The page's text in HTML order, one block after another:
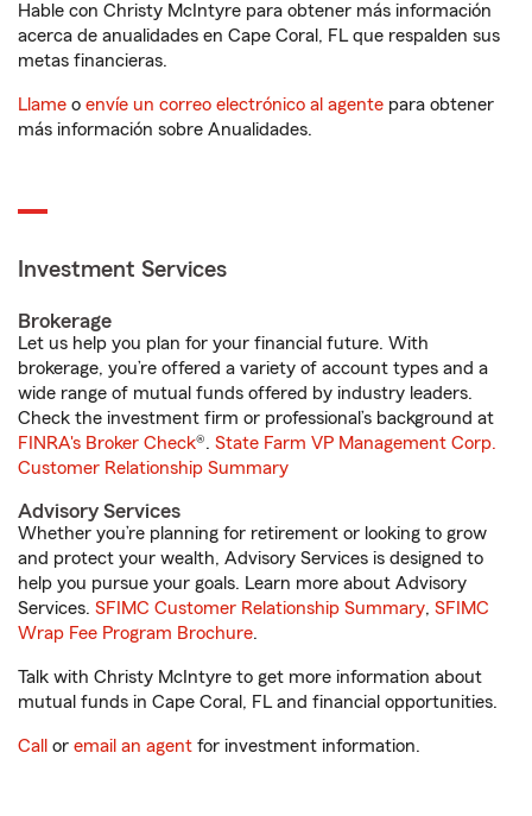
Hable con Christy McIntyre para obtener más información
acerca de anualidades en Cape Coral, FL que respalden sus
metas financieras.
Llame o envíe un correo electrónico al agente para obtener
más información sobre Anualidades.
Investment Services
Brokerage
Let us help you plan for your financial future. With
brokerage, you’re offered a variety of account types and a
wide range of mutual funds offered by industry leaders.
Check the investment firm or professional’s background at
FINRA's Broker Check®. State Farm VP Management Corp.
Customer Relationship Summary
Advisory Services
Whether you’re planning for retirement or looking to grow
and protect your wealth, Advisory Services is designed to
help you pursue your goals. Learn more about Advisory
Services. SFIMC Customer Relationship Summary, SFIMC
Wrap Fee Program Brochure.
Talk with Christy McIntyre to get more information about
mutual funds in Cape Coral, FL and financial opportunities.
Call or email an agent for investment information.